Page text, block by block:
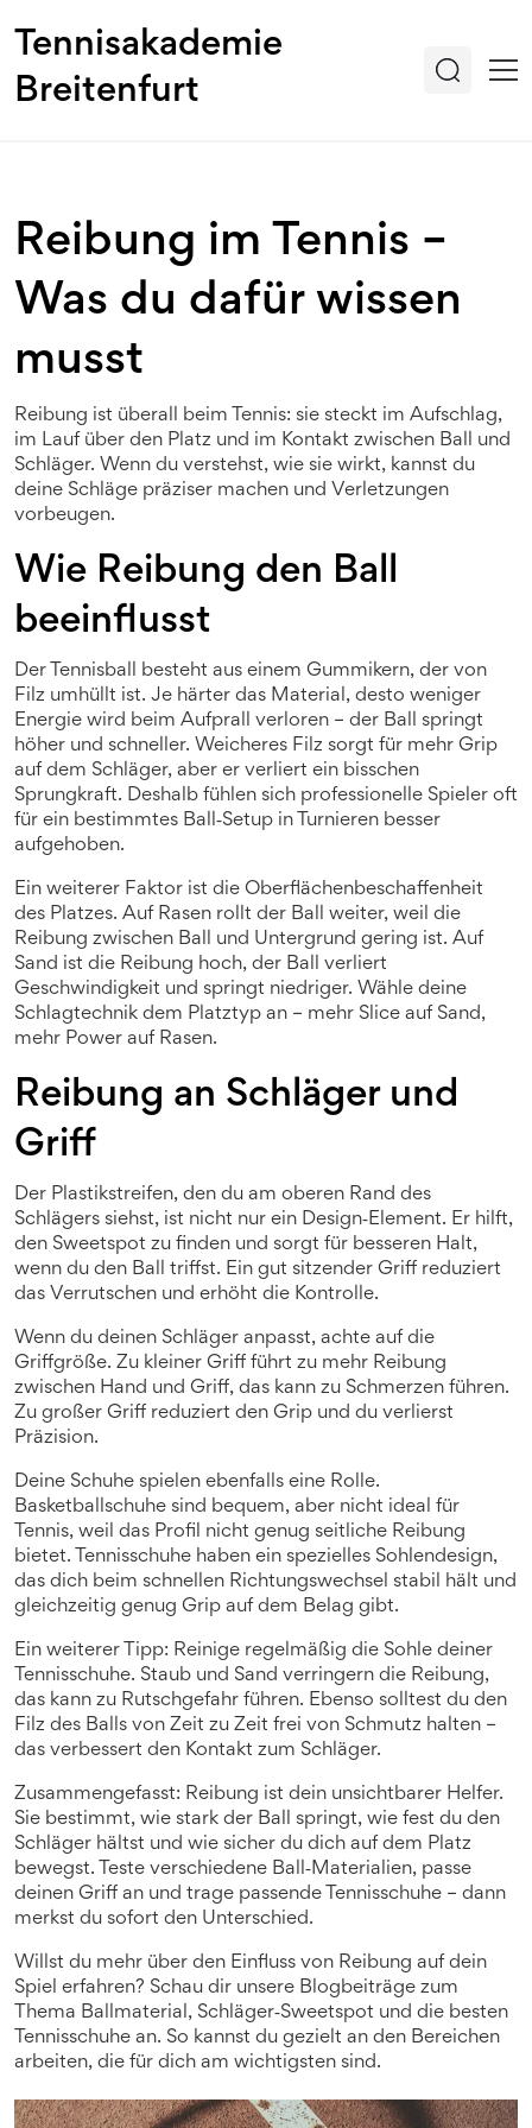
Tennisakademie
Breitenfurt
Reibung im Tennis –
Was du dafür wissen
musst
Reibung ist überall beim Tennis: sie steckt im Aufschlag,
im Lauf über den Platz und im Kontakt zwischen Ball und
Schläger. Wenn du verstehst, wie sie wirkt, kannst du
deine Schläge präziser machen und Verletzungen
vorbeugen.
Wie Reibung den Ball
beeinflusst
Der Tennisball besteht aus einem Gummikern, der von
Filz umhüllt ist. Je härter das Material, desto weniger
Energie wird beim Aufprall verloren – der Ball springt
höher und schneller. Weicheres Filz sorgt für mehr Grip
auf dem Schläger, aber er verliert ein bisschen
Sprungkraft. Deshalb fühlen sich professionelle Spieler oft
für ein bestimmtes Ball‑Setup in Turnieren besser
aufgehoben.
Ein weiterer Faktor ist die Oberflächenbeschaffenheit
des Platzes. Auf Rasen rollt der Ball weiter, weil die
Reibung zwischen Ball und Untergrund gering ist. Auf
Sand ist die Reibung hoch, der Ball verliert
Geschwindigkeit und springt niedriger. Wähle deine
Schlagtechnik dem Platztyp an – mehr Slice auf Sand,
mehr Power auf Rasen.
Reibung an Schläger und
Griff
Der Plastikstreifen, den du am oberen Rand des
Schlägers siehst, ist nicht nur ein Design‑Element. Er hilft,
den Sweetspot zu finden und sorgt für besseren Halt,
wenn du den Ball triffst. Ein gut sitzender Griff reduziert
das Verrutschen und erhöht die Kontrolle.
Wenn du deinen Schläger anpasst, achte auf die
Griffgröße. Zu kleiner Griff führt zu mehr Reibung
zwischen Hand und Griff, das kann zu Schmerzen führen.
Zu großer Griff reduziert den Grip und du verlierst
Präzision.
Deine Schuhe spielen ebenfalls eine Rolle.
Basketballschuhe sind bequem, aber nicht ideal für
Tennis, weil das Profil nicht genug seitliche Reibung
bietet. Tennisschuhe haben ein spezielles Sohlendesign,
das dich beim schnellen Richtungswechsel stabil hält und
gleichzeitig genug Grip auf dem Belag gibt.
Ein weiterer Tipp: Reinige regelmäßig die Sohle deiner
Tennisschuhe. Staub und Sand verringern die Reibung,
das kann zu Rutschgefahr führen. Ebenso solltest du den
Filz des Balls von Zeit zu Zeit frei von Schmutz halten –
das verbessert den Kontakt zum Schläger.
Zusammengefasst: Reibung ist dein unsichtbarer Helfer.
Sie bestimmt, wie stark der Ball springt, wie fest du den
Schläger hältst und wie sicher du dich auf dem Platz
bewegst. Teste verschiedene Ball‑Materialien, passe
deinen Griff an und trage passende Tennisschuhe – dann
merkst du sofort den Unterschied.
Willst du mehr über den Einfluss von Reibung auf dein
Spiel erfahren? Schau dir unsere Blogbeiträge zum
Thema Ballmaterial, Schläger‑Sweetspot und die besten
Tennisschuhe an. So kannst du gezielt an den Bereichen
arbeiten, die für dich am wichtigsten sind.